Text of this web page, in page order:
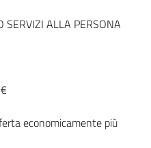
SERVIZI ALLA PERSONA
economicamente più